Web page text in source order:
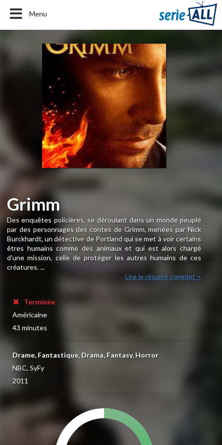
Menu
Grimm
Des enquêtes policières, se déroulant dans un monde peuplé
par des personnages des contes de Grimm, menées par Nick
Burckhardt, un détective de Portland qui se met à voir certains
êtres humains comme des animaux et qui est alors chargé
d'une mission, celle de protéger les autres humains de ces
créatures. ...
Lire le résumé complet >
Terminée
Américaine
43 minutes
Drame, Fantastique, Drama, Fantasy, Horror
NBC, SyFy
2011